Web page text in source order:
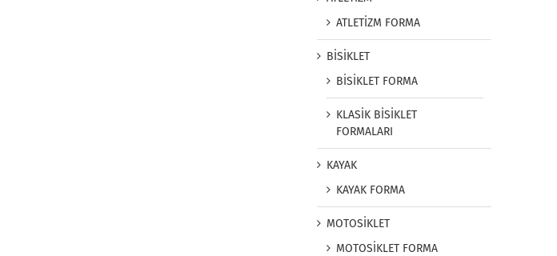
ATLETİZM FORMA
BİSİKLET
BİSİKLET FORMA
KLASİK BİSİKLET
FORMALARI
KAYAK
KAYAK FORMA
MOTOSİKLET
MOTOSİKLET FORMA